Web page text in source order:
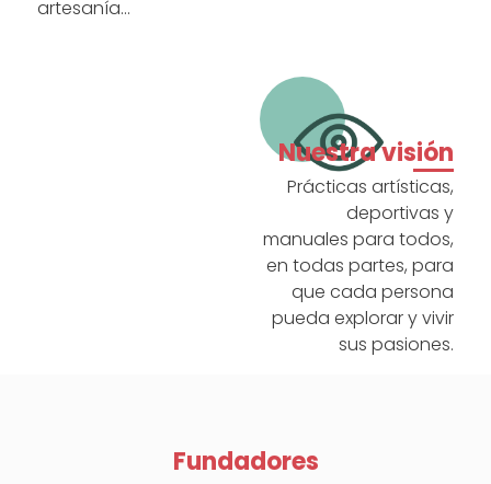
artesanía…
Nuestra visión
Prácticas artísticas,
deportivas y
manuales para todos,
en todas partes, para
que cada persona
pueda explorar y vivir
sus pasiones.
Fundadores